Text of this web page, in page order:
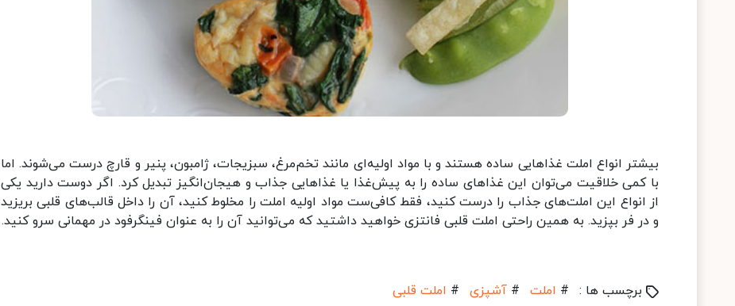
بیشتر انواع املت غذاهایی ساده هستند و با مواد اولیه‌ای مانند تخم‌مرغ، سبزیجات، ژامبون، پنیر و قارچ درست می‌شوند. اما
با کمی خلاقیت می‌توان این غذاهای ساده را به پیش‌غذا یا غذاهایی جذاب و هیجان‌انگیز تبدیل کرد. اگر دوست دارید یکی
از انواع این املت‌های جذاب را درست کنید، فقط کافی‌ست مواد اولیه املت را مخلوط کنید، آن را داخل قالب‌های قلبی بریزید
و در فر بپزید. به همین راحتی املت قلبی فانتزی خواهید داشتید که می‌توانید آن را به عنوان فینگرفود در مهمانی سرو کنید.
برچسب ها : # املت # آشپزی # املت قلبی